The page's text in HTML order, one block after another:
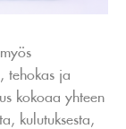
tehokas ja
kokoaa yhteen
kulutuksesta,